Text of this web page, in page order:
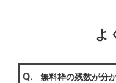
よ
Q. 無料枠の残数が分